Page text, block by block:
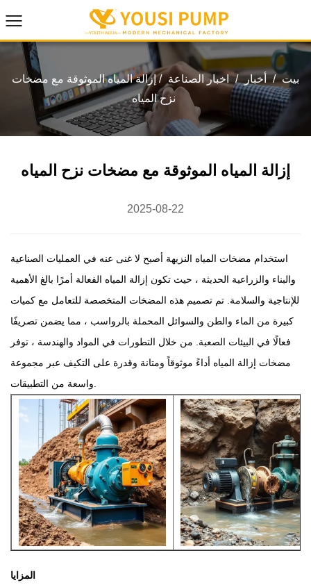
بيت / أخبار / اخبار الصناعة /إزالة المياه الموثوقة مع مضخات
نزح المياه
إزالة المياه الموثوقة مع مضخات نزح المياه
2025-08-22
استخدام مضخات المياه النزيهة أصبح لا غنى عنه في العمليات الصناعية
والبناء والزراعية الحديثة ، حيث تكون إزالة المياه الفعالة أمرًا بالغ الأهمية
للإنتاجية والسلامة. تم تصميم هذه المضخات المتخصصة للتعامل مع كميات
كبيرة من الماء والطن والسوائل المحملة بالرواسب ، مما يضمن تصريفًا
فعالًا في البيئات الصعبة. من خلال التطورات في المواد والهندسة ، توفر
مضخات إزالة المياه أداءً موثوقاً ومتانة وقدرة على التكيف عبر مجموعة
المزايا